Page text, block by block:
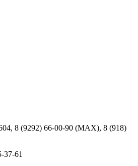
8 (9292) 66-00-90 (MAX), 8 (918)
37-61